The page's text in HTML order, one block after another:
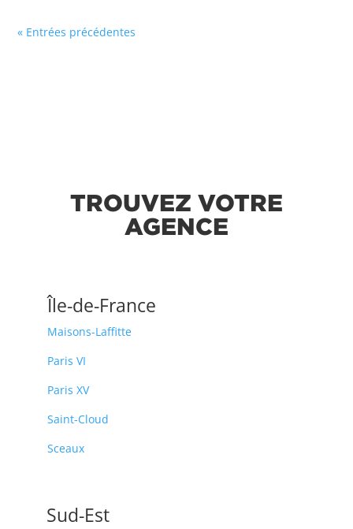
« Entrées précédentes
TROUVEZ VOTRE
AGENCE
Île-de-France
Maisons-Laffitte
Paris VI
Paris XV
Saint-Cloud
Sceaux
Sud-Est